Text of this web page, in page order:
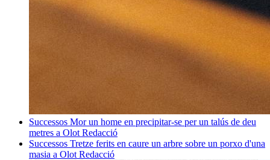
Successos Mor un home en precipitar-se per un talús de deu
metres a Olot Redacció
Successos Tretze ferits en caure un arbre sobre un porxo d'una
masia a Olot Redacció